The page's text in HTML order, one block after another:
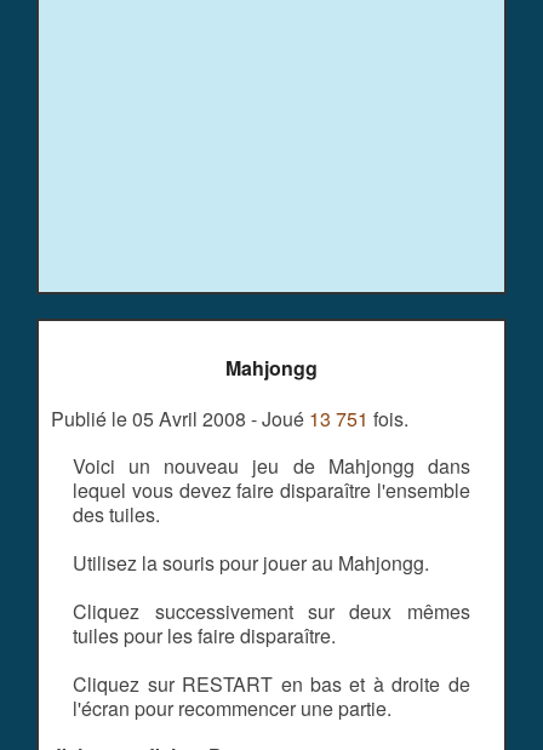
Mahjongg
Publié le 05 Avril 2008 - Joué 13 751 fois.
Voici un nouveau jeu de Mahjongg dans
lequel vous devez faire disparaître l'ensemble
des tuiles.
Utilisez la souris pour jouer au Mahjongg.
Cliquez successivement sur deux mêmes
tuiles pour les faire disparaître.
Cliquez sur RESTART en bas et à droite de
l'écran pour recommencer une partie.